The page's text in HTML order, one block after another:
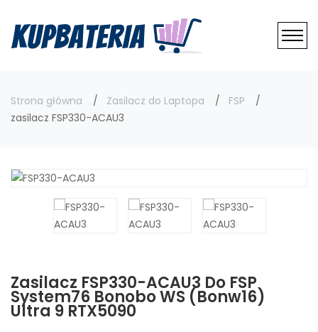
Strona główna Zasilacz do Laptopa
FSP
zasilacz FSP330-ACAU3
Zasilacz FSP330-ACAU3 Do FSP
System76 Bonobo WS (bonw16)
Ultra 9 RTX5090